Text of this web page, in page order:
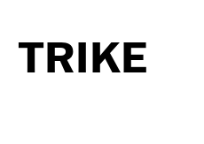
TRIKE